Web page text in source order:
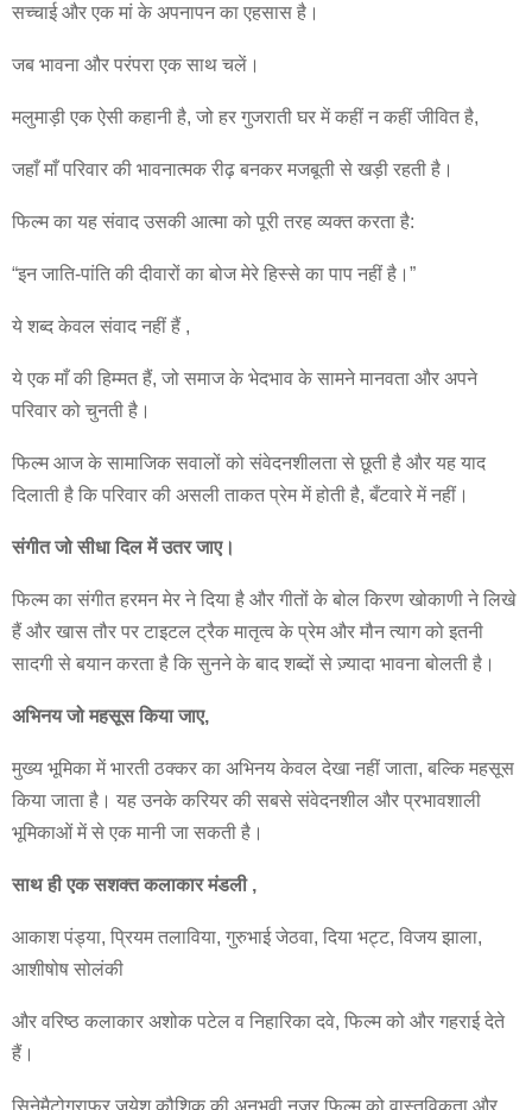
सच्चाई और एक मां के अपनापन का एहसास है।
जब भावना और परंपरा एक साथ चलें।
मलुमाड़ी एक ऐसी कहानी है, जो हर गुजराती घर में कहीं न कहीं जीवित है,
जहाँ माँ परिवार की भावनात्मक रीढ़ बनकर मजबूती से खड़ी रहती है।
फिल्म का यह संवाद उसकी आत्मा को पूरी तरह व्यक्त करता है:
“इन जाति-पांति की दीवारों का बोज मेरे हिस्से का पाप नहीं है।”
ये शब्द केवल संवाद नहीं हैं ,
ये एक माँ की हिम्मत हैं, जो समाज के भेदभाव के सामने मानवता और अपने
परिवार को चुनती है।
फिल्म आज के सामाजिक सवालों को संवेदनशीलता से छूती है और यह याद
दिलाती है कि परिवार की असली ताकत प्रेम में होती है, बँटवारे में नहीं।
संगीत जो सीधा दिल में उतर जाए।
फिल्म का संगीत हरमन मेर ने दिया है और गीतों के बोल किरण खोकाणी ने लिखे
हैं और खास तौर पर टाइटल ट्रैक मातृत्व के प्रेम और मौन त्याग को इतनी
सादगी से बयान करता है कि सुनने के बाद शब्दों से ज़्यादा भावना बोलती है।
अभिनय जो महसूस किया जाए,
मुख्य भूमिका में भारती ठक्कर का अभिनय केवल देखा नहीं जाता, बल्कि महसूस
किया जाता है। यह उनके करियर की सबसे संवेदनशील और प्रभावशाली
भूमिकाओं में से एक मानी जा सकती है।
साथ ही एक सशक्त कलाकार मंडली ,
आकाश पंड्या, प्रियम तलाविया, गुरुभाई जेठवा, दिया भट्ट, विजय झाला,
आशीषोष सोलंकी
और वरिष्ठ कलाकार अशोक पटेल व निहारिका दवे, फिल्म को और गहराई देते
हैं।
सिनेमैटोग्राफर जयेश कौशिक की अनुभवी नज़र फिल्म को वास्तविकता और